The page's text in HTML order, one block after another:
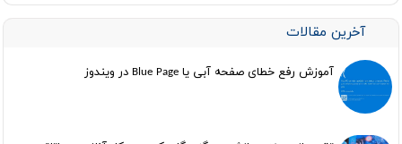
آخرین مقالات
آموزش رفع خطای صفحه آبی یا Blue Page در ویندوز